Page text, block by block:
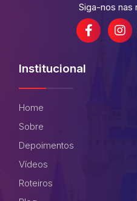
Siga-nos nas
Institucional
Home
Sobre
Depoimentos
Vídeos
Roteiros